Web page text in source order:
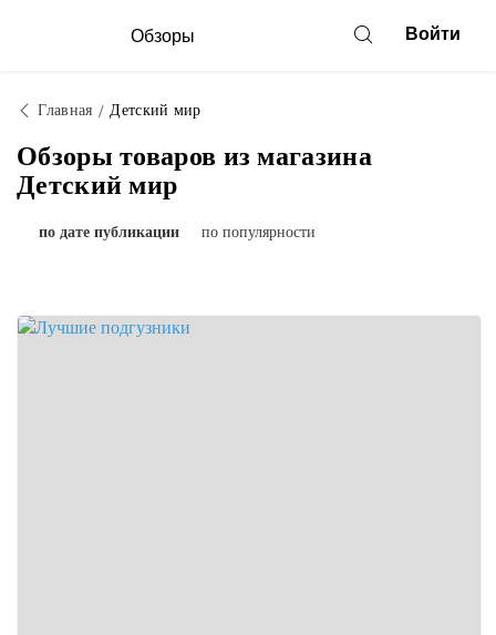
Обзоры Войти
Главная Детский мир
Обзоры товаров из магазина
Детский мир
по дате публикации по популярности